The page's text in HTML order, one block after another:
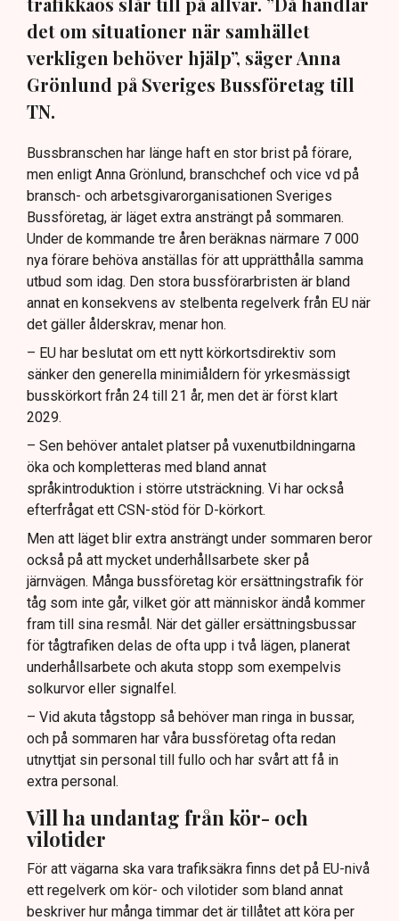
det om situationer när samhället
verkligen behöver hjälp”, säger Anna
Grönlund på Sveriges Bussföretag till
TN.
Bussbranschen har länge haft en stor brist på förare,
men enligt Anna Grönlund, branschchef och vice vd på
bransch- och arbetsgivarorganisationen Sveriges
Bussföretag, är läget extra ansträngt på sommaren.
Under de kommande tre åren beräknas närmare 7 000
nya förare behöva anställas för att upprätthålla samma
utbud som idag. Den stora bussförarbristen är bland
annat en konsekvens av stelbenta regelverk från EU när
det gäller ålderskrav, menar hon.
– EU har beslutat om ett nytt körkortsdirektiv som
sänker den generella minimiåldern för yrkesmässigt
busskörkort från 24 till 21 år, men det är först klart
2029.
– Sen behöver antalet platser på vuxenutbildningarna
öka och kompletteras med bland annat
språkintroduktion i större utsträckning. Vi har också
efterfrågat ett CSN-stöd för D-körkort.
Men att läget blir extra ansträngt under sommaren beror
också på att mycket underhållsarbete sker på
järnvägen. Många bussföretag kör ersättningstrafik för
tåg som inte går, vilket gör att människor ändå kommer
fram till sina resmål. När det gäller ersättningsbussar
för tågtrafiken delas de ofta upp i två lägen, planerat
underhållsarbete och akuta stopp som exempelvis
solkurvor eller signalfel.
– Vid akuta tågstopp så behöver man ringa in bussar,
och på sommaren har våra bussföretag ofta redan
utnyttjat sin personal till fullo och har svårt att få in
extra personal.
Vill ha undantag från kör- och
vilotider
För att vägarna ska vara trafiksäkra finns det på EU-nivå
ett regelverk om kör- och vilotider som bland annat
beskriver hur många timmar det är tillåtet att köra per